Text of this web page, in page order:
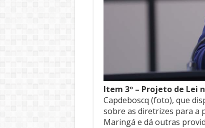
Item 3º – Projeto de Lei
Capdeboscq (foto), que
sobre as diretrizes para a
Maringá e dá outras